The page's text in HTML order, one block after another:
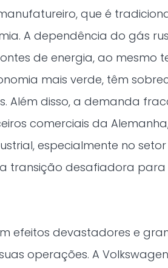
que é
A dependência do gás
de energia, ao mesmo
mais verde, têm
Além disso, a demanda
comerciais da
especialmente no setor
transição desafiadora para
efeitos devastadores e
operações. A